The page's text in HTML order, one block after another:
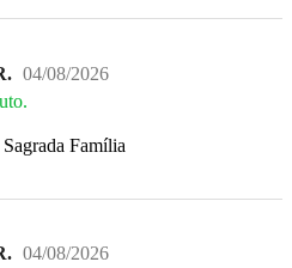
04/08/2026
Família
04/08/2026